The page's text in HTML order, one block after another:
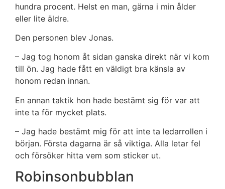
hundra procent. Helst en man, gärna i min ålder
eller lite äldre.
Den personen blev Jonas.
– Jag tog honom åt sidan ganska direkt när vi kom
till ön. Jag hade fått en väldigt bra känsla av
honom redan innan.
En annan taktik hon hade bestämt sig för var att
inte ta för mycket plats.
– Jag hade bestämt mig för att inte ta ledarrollen i
början. Första dagarna är så viktiga. Alla letar fel
och försöker hitta vem som sticker ut.
Robinsonbubblan